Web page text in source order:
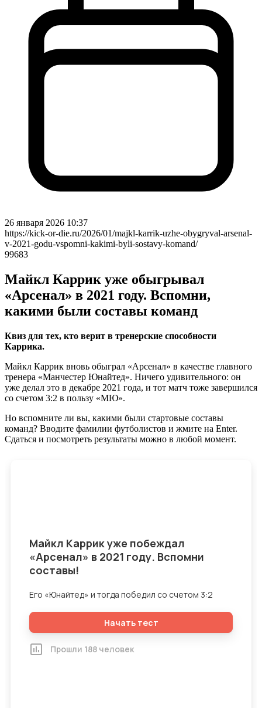
26 января 2026 10:37
https://kick-or-die.ru/2026/01/majkl-karrik-uzhe-obygryval-arsenal-
v-2021-godu-vspomni-kakimi-byli-sostavy-komand/
99683
Майкл Каррик уже обыгрывал
«Арсенал» в 2021 году. Вспомни,
какими были составы команд
Квиз для тех, кто верит в тренерские способности
Каррика.
Майкл Каррик вновь обыграл «Арсенал» в качестве главного
тренера «Манчестер Юнайтед». Ничего удивительного: он
уже делал это в декабре 2021 года, и тот матч тоже завершился
со счетом 3:2 в пользу «МЮ».
Но вспомните ли вы, какими были стартовые составы
команд? Вводите фамилии футболистов и жмите на Enter.
Сдаться и посмотреть результаты можно в любой момент.